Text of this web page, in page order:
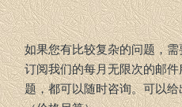
如果您有比较复杂的问题，
订阅我们的每月无限次的邮
题，都可以随时咨询。可以